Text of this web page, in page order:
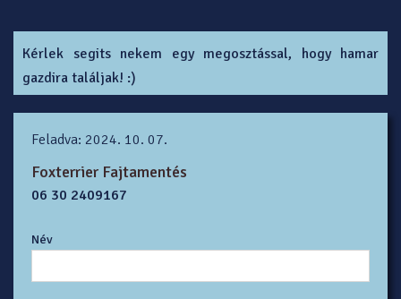
Kérlek segits nekem egy megosztással, hogy hamar
gazdira találjak! :)
Feladva: 2024. 10. 07.
Foxterrier Fajtamentés
06 30 2409167
Név